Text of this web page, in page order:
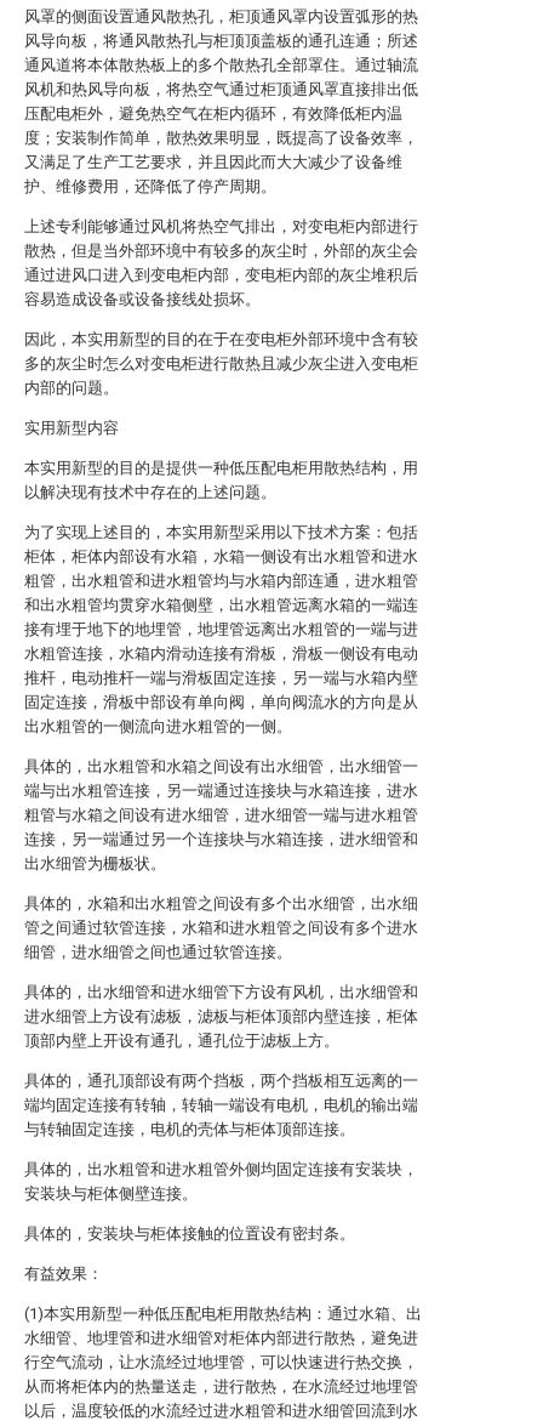
风罩的侧面设置通风散热孔，柜顶通风罩内设置弧形的热
风导向板，将通风散热孔与柜顶顶盖板的通孔连通；所述
通风道将本体散热板上的多个散热孔全部罩住。通过轴流
风机和热风导向板，将热空气通过柜顶通风罩直接排出低
压配电柜外，避免热空气在柜内循环，有效降低柜内温
度；安装制作简单，散热效果明显，既提高了设备效率，
又满足了生产工艺要求，并且因此而大大减少了设备维
护、维修费用，还降低了停产周期。
上述专利能够通过风机将热空气排出，对变电柜内部进行
散热，但是当外部环境中有较多的灰尘时，外部的灰尘会
通过进风口进入到变电柜内部，变电柜内部的灰尘堆积后
容易造成设备或设备接线处损坏。
因此，本实用新型的目的在于在变电柜外部环境中含有较
多的灰尘时怎么对变电柜进行散热且减少灰尘进入变电柜
内部的问题。
实用新型内容
本实用新型的目的是提供一种低压配电柜用散热结构，用
以解决现有技术中存在的上述问题。
为了实现上述目的，本实用新型采用以下技术方案：包括
柜体，柜体内部设有水箱，水箱一侧设有出水粗管和进水
粗管，出水粗管和进水粗管均与水箱内部连通，进水粗管
和出水粗管均贯穿水箱侧壁，出水粗管远离水箱的一端连
接有埋于地下的地埋管，地埋管远离出水粗管的一端与进
水粗管连接，水箱内滑动连接有滑板，滑板一侧设有电动
推杆，电动推杆一端与滑板固定连接，另一端与水箱内壁
固定连接，滑板中部设有单向阀，单向阀流水的方向是从
出水粗管的一侧流向进水粗管的一侧。
具体的，出水粗管和水箱之间设有出水细管，出水细管一
端与出水粗管连接，另一端通过连接块与水箱连接，进水
粗管与水箱之间设有进水细管，进水细管一端与进水粗管
连接，另一端通过另一个连接块与水箱连接，进水细管和
出水细管为栅板状。
具体的，水箱和出水粗管之间设有多个出水细管，出水细
管之间通过软管连接，水箱和进水粗管之间设有多个进水
细管，进水细管之间也通过软管连接。
具体的，出水细管和进水细管下方设有风机，出水细管和
进水细管上方设有滤板，滤板与柜体顶部内壁连接，柜体
顶部内壁上开设有通孔，通孔位于滤板上方。
具体的，通孔顶部设有两个挡板，两个挡板相互远离的一
端均固定连接有转轴，转轴一端设有电机，电机的输出端
与转轴固定连接，电机的壳体与柜体顶部连接。
具体的，出水粗管和进水粗管外侧均固定连接有安装块，
安装块与柜体侧壁连接。
具体的，安装块与柜体接触的位置设有密封条。
有益效果：
(1)本实用新型一种低压配电柜用散热结构：通过水箱、出
水细管、地埋管和进水细管对柜体内部进行散热，避免进
行空气流动，让水流经过地埋管，可以快速进行热交换，
从而将柜体内的热量送走，进行散热，在水流经过地埋管
以后，温度较低的水流经过进水粗管和进水细管回流到水